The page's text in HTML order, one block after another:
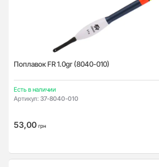
Поплавок FR 1.0gr (8040-010)
Есть в наличии
Артикул: 37-8040-010
53,00 грн